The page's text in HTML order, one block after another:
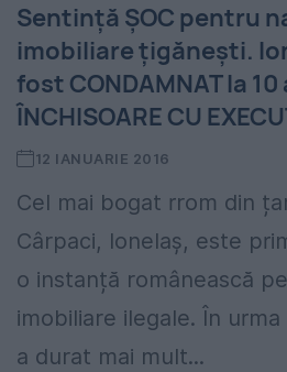
Sentinţă ŞOC pentru
imobiliare ţigăneşti.
fost CONDAMNAT la
ÎNCHISOARE CU
12 IANUARIE 2016
Cel mai bogat rrom din
Cârpaci, Ionelaș, este
o instanță românească
imobiliare ilegale. În
a durat mai mult...